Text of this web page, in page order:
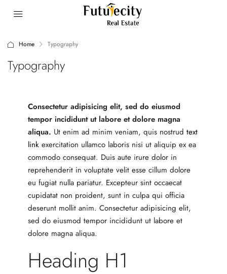
Home Typography
Typography
Consectetur adipisicing elit, sed do eiusmod
tempor incididunt ut labore et dolore magna
aliqua. Ut enim ad minim veniam, quis nostrud text
link exercitation ullamco laboris nisi ut aliquip ex ea
commodo consequat. Duis aute irure dolor in
reprehenderit in voluptate velit esse cillum dolore
eu fugiat nulla pariatur. Excepteur sint occaecat
cupidatat non proident, sunt in culpa qui officia
deserunt mollit anim. Consectetur adipisicing elit,
sed do eiusmod tempor incididunt ut labore et
dolore magna aliqua.
Heading H1